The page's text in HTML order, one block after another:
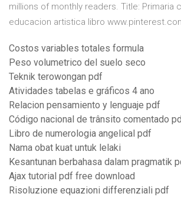
millions of monthly readers. Title: Primaria
educacion artistica libro
Costos variables totales formula
Peso volumetrico del suelo seco
Teknik terowongan pdf
Atividades tabelas e gráficos 4 ano
Relacion pensamiento y lenguaje pdf
Código nacional de trânsito comentado
Libro de numerologia angelical pdf
Nama obat kuat untuk lelaki
Kesantunan berbahasa dalam pragmatik
Ajax tutorial pdf free download
Risoluzione equazioni differenziali pdf